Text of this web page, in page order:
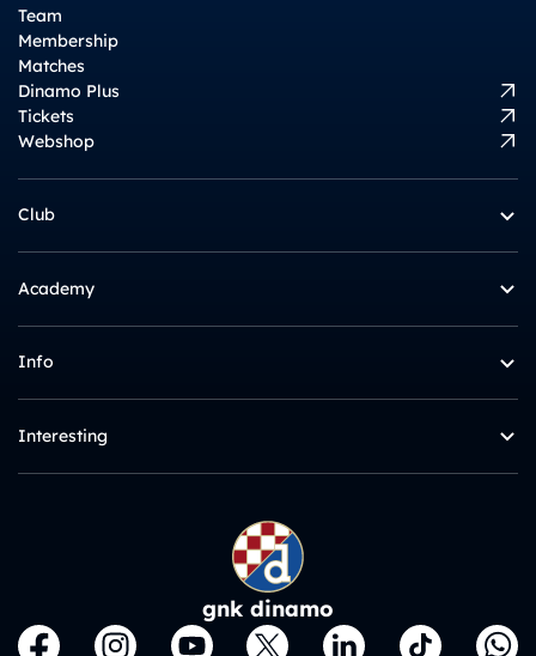
Team
Membership
Matches
Dinamo Plus
Tickets
Webshop
Club
Academy
Info
Interesting
gnk dinamo